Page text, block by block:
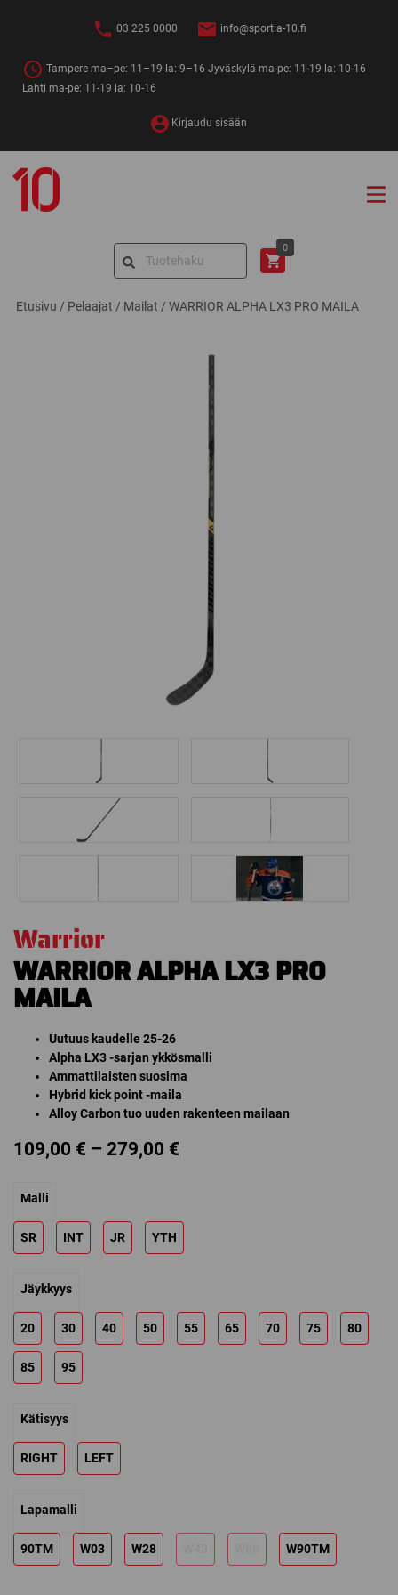
03 225 0000 info@sportia-10.fi
Tampere ma–pe: 11–19 la: 9–16 Jyväskylä ma-pe: 11-19 la: 10-16
Lahti ma-pe: 11-19 la: 10-16
Kirjaudu sisään
10
Search
0
Etusivu / Pelaajat / Mailat / WARRIOR ALPHA LX3 PRO MAILA
Warrior
WARRIOR ALPHA LX3 PRO
MAILA
Uutuus kaudelle 25-26
Alpha LX3 -sarjan ykkösmalli
Ammattilaisten suosima
Hybrid kick point -maila
Alloy Carbon tuo uuden rakenteen mailaan
109,00 € – 279,00 €
through
279,00 €
Malli
SR INT JR YTH
Jäykkyys
20 30 40 50 55 65 70 75 80
85 95
Kätisyys
RIGHT LEFT
Lapamalli
90TM W03 W28 W90TM